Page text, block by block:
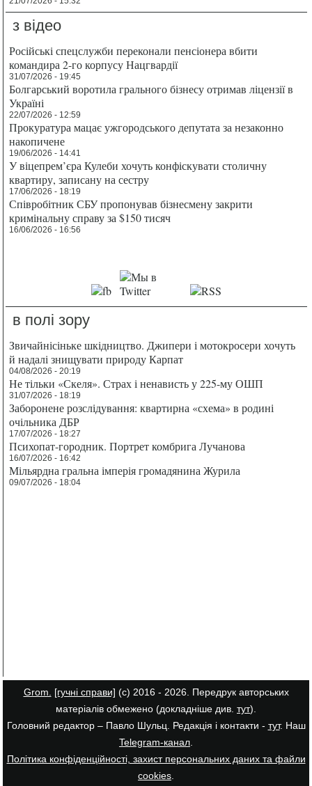
з відео
Російські спецслужби переконали пенсіонера вбити
командира 2-го корпусу Нацгвардії
31/07/2026 - 19:45
Болгарський воротила грального бізнесу отримав ліцензії в
Україні
22/07/2026 - 12:59
Прокуратура мацає ужгородського депутата за незаконно
накопичене
19/06/2026 - 14:41
У віцепрем’єра Кулеби хочуть конфіскувати столичну
квартиру, записану на сестру
17/06/2026 - 18:19
Співробітник СБУ пропонував бізнесмену закрити
кримінальну справу за $150 тисяч
16/06/2026 - 16:56
в полі зору
Звичайнісіньке шкідництво. Джипери і мотокросери хочуть
й надалі знищувати природу Карпат
04/08/2026 - 20:19
Не тільки «Скеля». Страх і ненависть у 225-му ОШП
31/07/2026 - 18:19
Заборонене розслідування: квартирна «схема» в родині
очільника ДБР
17/07/2026 - 18:27
Психопат-городник. Портрет комбрига Лучанова
16/07/2026 - 16:42
Мільярдна гральна імперія громадянина Журила
09/07/2026 - 18:04
Grom. [гучні справи] (с) 2016 - 2026. Передрук авторських
матеріалів обмежено (докладніше див. тут).
Головний редактор – Павло Шульц. Редакція і контакти - тут. Наш
Telegram-канал
Політика конфіденційності, захист персональних даних та файли
cookies